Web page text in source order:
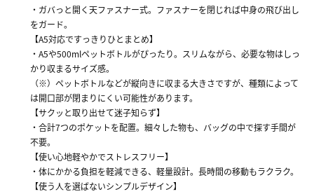
・ガバっと開く天ファスナー式。ファスナーを閉じれば中身の飛び出し
をガード。
【A5対応ですっきりひとまとめ】
・A5や500mlペットボトルがぴったり。スリムながら、必要な物はしっ
かり収まるサイズ感。
（※）ペットボトルなどが縦向きに収まる大きさですが、種類によって
は開口部が閉まりにくい可能性があります。
【サクッと取り出せて迷子知らず】
・合計7つのポケットを配置。細々した物も、バッグの中で探す手間が
不要。
【使い心地軽やかでストレスフリー】
・体にかかる負担を軽減できる、軽量設計。長時間の移動もラクラク。
【使う人を選ばないシンプルデザイン】